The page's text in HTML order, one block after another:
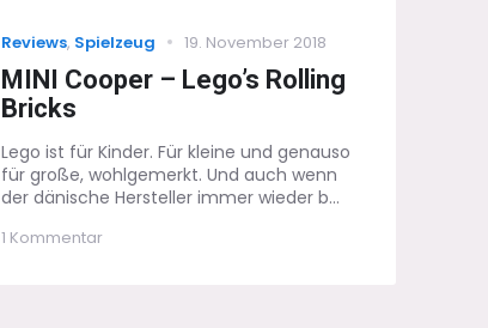
Categories
Reviews, Spielzeug
Posted
19. November 2018
MINI Cooper – Lego’s Rolling
Bricks
Lego ist für Kinder. Für kleine und genauso
für große, wohlgemerkt. Und auch wenn
der dänische Hersteller immer wieder b...
1 Kommentarzu